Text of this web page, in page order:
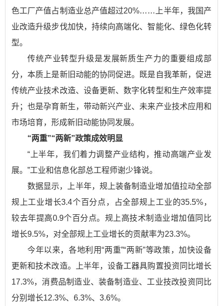
色工厂产值占制造业总产值超过20%……上半年，我国产
业改造升级步伐加快，持续向高端化、智能化、绿色化转
型。
传统产业转型升级是发展新质生产力的重要组成部
分，本质上是新旧动能的协同促进。既是自我革新，促进
传统产业技术改造、设备更新、数字化转型和生产效率提
升；也是孕育新生，带动新兴产业、未来产业技术应用和
市场培育，形成新旧动能协同发展。
“两重”“两新”政策成效明显
“上半年，我们着力调整产业结构，推动高端产业发
展。”工业和信息化部总工程师谢少锋说。
数据显示，上半年，规上装备制造业增加值拉动全部
规上工业增长3.4个百分点，占全部规上工业的35.5%，
较去年提高0.9个百分点。规上高技术制造业增加值同比
增长9.5%，对全部规上工业增长的贡献率为23.3%。
今年以来，各地利用“两重”“两新”等政策，加快设备
更新和技术改造。上半年，设备工器具购置投资同比增长
17.3%，消费品制造业、装备制造业、工业技改投资同比
分别增长12.3%、6.3%、3.6%。